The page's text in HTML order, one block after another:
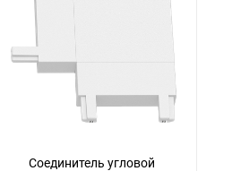
Соединитель угловой